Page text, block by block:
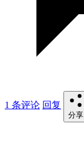
1 条评论 回复
分享